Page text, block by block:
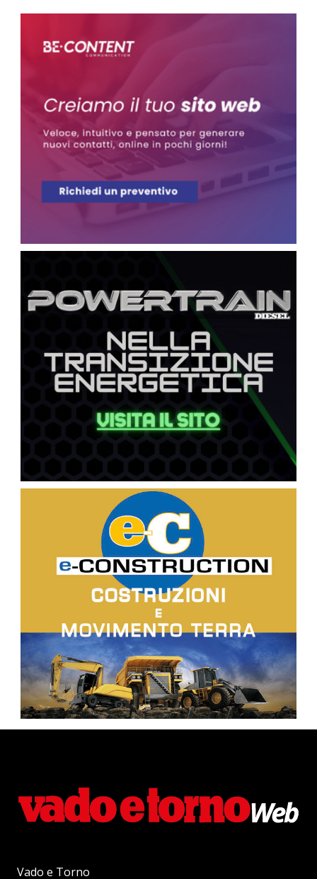
Vado e Torno